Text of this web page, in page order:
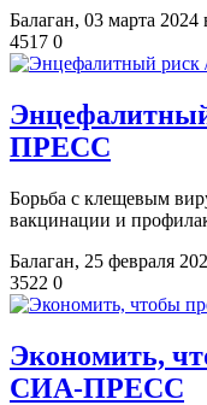
Балаган, 03 марта 2024
4517 0
ПРЕСС
Борьба с клещевым
вакцинации и
Балаган, 25 февраля
3522 0
​Экономить,
СИА-ПРЕСС